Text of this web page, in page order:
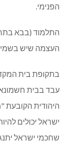
הפנימי.
התלמוד (בבא
העצמה שיש
בתקופת בית
עבד בבית
היהודית הקובעת
ישראל יכולים
שחכמי ישראל